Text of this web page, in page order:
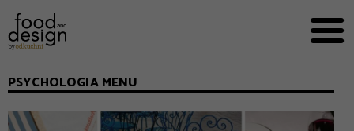


EKSPERCI
FOOD WORKING
PSYCHOLOGIA MENU